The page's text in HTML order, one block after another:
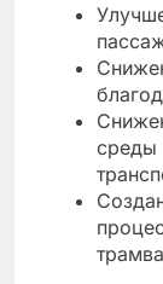
среды